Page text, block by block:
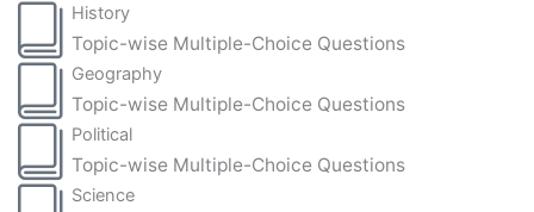
History
Topic-wise Multiple-Choice Questions
Geography
Topic-wise Multiple-Choice Questions
Political
Topic-wise Multiple-Choice Questions
Science